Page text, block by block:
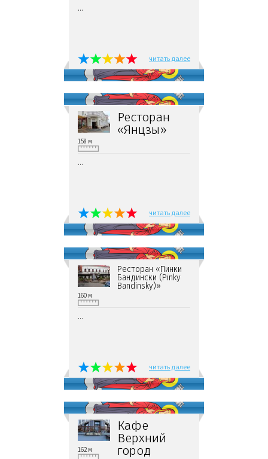
...
читать далее
Ресторан
«Янцзы»
158 м
...
читать далее
Ресторан «Пинки
Бандински (Pinky
Bandinsky)»
160 м
...
читать далее
Кафе
Верхний
город
162 м